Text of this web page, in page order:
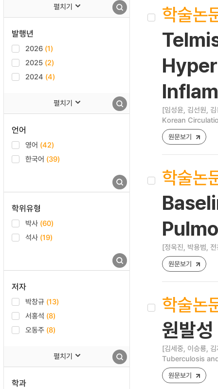
펼치기
발행년
2026 (1)
2025 (2)
2024 (4)
펼치기
언어
영어 (42)
한국어 (39)
학위유형
박사 (60)
석사 (19)
저자
박창규 (13)
서홍석 (8)
오동주 (8)
펼치기
학과
학술논
[임성윤, 김선원,
Korean
원문보기
학술논
[정욱진, 박용범,
원문보기
학술논
원발
[김세중, 이승룡,
Tuberculosis
원문보기